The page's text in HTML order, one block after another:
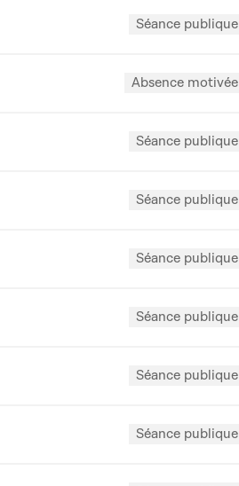
Séance publique
Absence motivée
Séance publique
Séance publique
Séance publique
Séance publique
Séance publique
Séance publique